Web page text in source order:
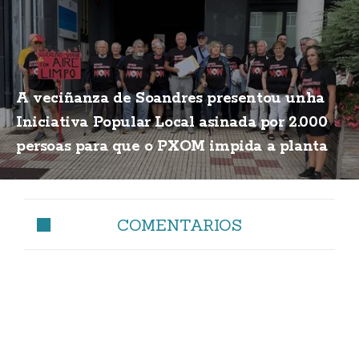
A veciñanza de Soandres presentou unha
Iniciativa Popular Local asinada por 2.000
persoas para que o PXOM impida a planta
de biogás
COMENTARIOS